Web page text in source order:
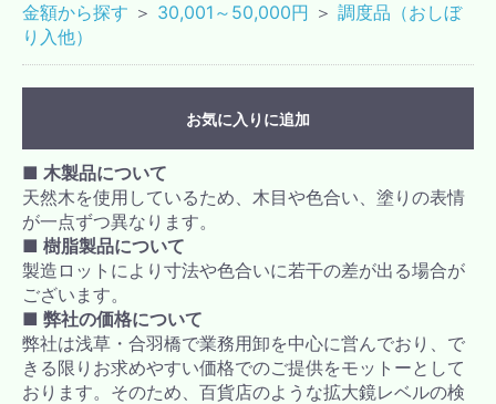
金額から探す ＞ 30,001～50,000円 ＞ 調度品（おしぼ
り入他）
お気に入りに追加
■ 木製品について
天然木を使用しているため、木目や色合い、塗りの表情
が一点ずつ異なります。
■ 樹脂製品について
製造ロットにより寸法や色合いに若干の差が出る場合が
ございます。
■ 弊社の価格について
弊社は浅草・合羽橋で業務用卸を中心に営んでおり、で
きる限りお求めやすい価格でのご提供をモットーとして
おります。そのため、百貨店のような拡大鏡レベルの検